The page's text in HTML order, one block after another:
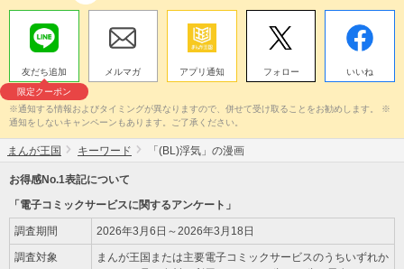
友だち追加
限定クーポン
メルマガ アプリ通知 フォロー いいね
※通知する情報およびタイミングが異なりますので、併せて受け取ることをお勧めします。 ※
通知をしないキャンペーンもあります。ご了承ください。
まんが王国 キーワード 「(BL)浮気」の漫画
お得感No.1表記について
「電子コミックサービスに関するアンケート」
調査期間 2026年3月6日～2026年3月18日
調査対象
まんが王国または主要電子コミックサービスのうちいずれか